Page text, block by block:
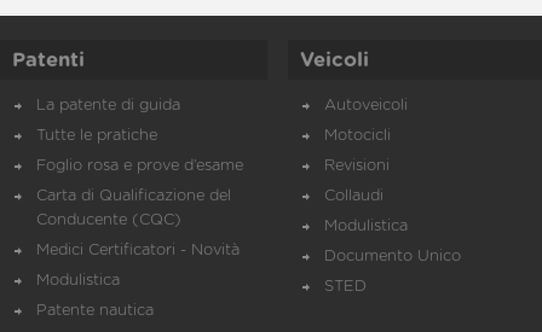
Patenti
La patente di guida
Tutte le pratiche
Foglio rosa e prove d’esame
Carta di Qualificazione del
Conducente (CQC)
Medici Certificatori - Novità
Modulistica
Patente nautica
Veicoli
Autoveicoli
Motocicli
Revisioni
Collaudi
Modulistica
Documento Unico
STED